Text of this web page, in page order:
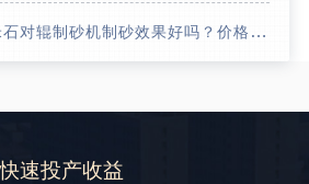
对辊制砂机制砂效果好吗？价格多少？
速投产收益